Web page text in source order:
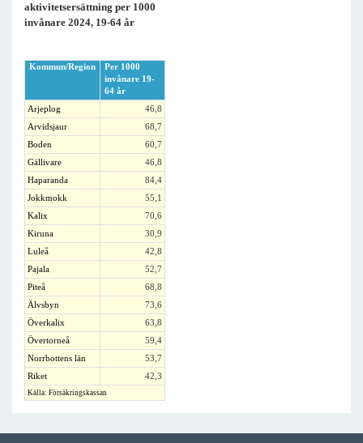
aktivitetsersättning per 1000
invånare 2024, 19-64 år
Kommun/Region
Per 1000
invånare 19-
64 år
Arjeplog
46,8
Arvidsjaur
68,7
Boden
60,7
Gällivare
46,8
Haparanda
84,4
Jokkmokk
55,1
Kalix
70,6
Kiruna
30,9
Luleå
42,8
Pajala
52,7
Piteå
68,8
Älvsbyn
73,6
Överkalix
63,8
Övertorneå
59,4
Norrbottens län
53,7
Riket
42,3
Källa: Försäkringskassan